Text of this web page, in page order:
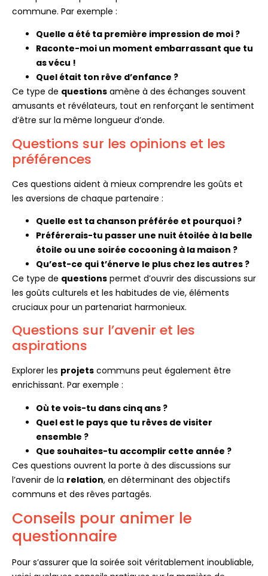
commune. Par exemple :
Quelle a été ta première impression de moi ?
Raconte-moi un moment embarrassant que tu
as vécu !
Quel était ton rêve d’enfance ?
Ce type de questions amène à des échanges souvent
amusants et révélateurs, tout en renforçant le sentiment
d’être sur la même longueur d’onde.
Questions sur les opinions et les
préférences
Ces questions aident à mieux comprendre les goûts et
les aversions de chaque partenaire :
Quelle est ta chanson préférée et pourquoi ?
Préférerais-tu passer une nuit étoilée à la belle
étoile ou une soirée cocooning à la maison ?
Qu’est-ce qui t’énerve le plus chez les autres ?
Ce type de questions permet d’ouvrir des discussions sur
les goûts culturels et les habitudes de vie, éléments
cruciaux pour un partenariat harmonieux.
Questions sur l’avenir et les
aspirations
Explorer les projets communs peut également être
enrichissant. Par exemple :
Où te vois-tu dans cinq ans ?
Quel est le pays que tu rêves de visiter
ensemble ?
Que souhaites-tu accomplir cette année ?
Ces questions ouvrent la porte à des discussions sur
l’avenir de la relation, en déterminant des objectifs
communs et des rêves partagés.
Conseils pour animer le
questionnaire
Pour s’assurer que la soirée soit véritablement inoubliable,